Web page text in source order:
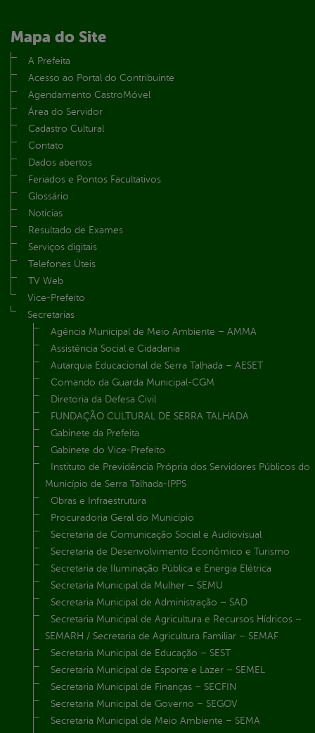
Mapa do Site
A Prefeita
Acesso ao Portal do Contribuinte
Agendamento CastroMóvel
Área do Servidor
Cadastro Cultural
Contato
Dados abertos
Feriados e Pontos Facultativos
Glossário
Notícias
Resultado de Exames
Serviços digitais
Telefones Úteis
TV Web
Vice-Prefeito
Secretarias
Agência Municipal de Meio Ambiente – AMMA
Assistência Social e Cidadania
Autarquia Educacional de Serra Talhada – AESET
Comando da Guarda Municipal-CGM
Diretoria da Defesa Civil
FUNDAÇÃO CULTURAL DE SERRA TALHADA
Gabinete da Prefeita
Gabinete do Vice-Prefeito
Instituto de Previdência Própria dos Servidores Públicos do
Município de Serra Talhada-IPPS
Obras e Infraestrutura
Procuradoria Geral do Município
Secretaria de Comunicação Social e Audiovisual
Secretaria de Desenvolvimento Econômico e Turismo
Secretaria de Iluminação Pública e Energia Elétrica
Secretaria Municipal da Mulher – SEMU
Secretaria Municipal de Administração – SAD
Secretaria Municipal de Agricultura e Recursos Hídricos –
SEMARH / Secretaria de Agricultura Familiar – SEMAF
Secretaria Municipal de Educação – SEST
Secretaria Municipal de Esporte e Lazer – SEMEL
Secretaria Municipal de Finanças – SECFIN
Secretaria Municipal de Governo – SEGOV
Secretaria Municipal de Meio Ambiente – SEMA